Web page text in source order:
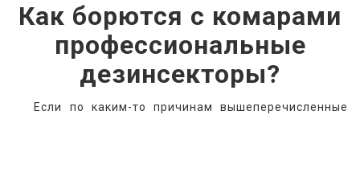
Как борются с комарами
профессиональные
дезинсекторы?
Если по каким-то причинам вышеперечисленные